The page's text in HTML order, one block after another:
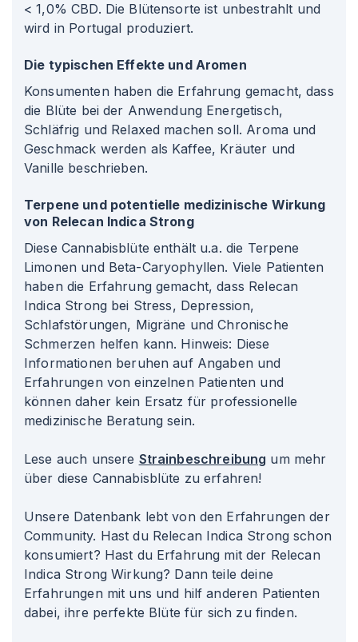
< 1,0% CBD. Die Blütensorte ist unbestrahlt und
wird in Portugal produziert.
Die typischen Effekte und Aromen
Konsumenten haben die Erfahrung gemacht, dass
die Blüte bei der Anwendung Energetisch,
Schläfrig und Relaxed machen soll. Aroma und
Geschmack werden als Kaffee, Kräuter und
Vanille beschrieben.
Terpene und potentielle medizinische Wirkung
von Relecan Indica Strong
Diese Cannabisblüte enthält u.a. die Terpene
Limonen und Beta-Caryophyllen. Viele Patienten
haben die Erfahrung gemacht, dass Relecan
Indica Strong bei Stress, Depression,
Schlafstörungen, Migräne und Chronische
Schmerzen helfen kann. Hinweis: Diese
Informationen beruhen auf Angaben und
Erfahrungen von einzelnen Patienten und
können daher kein Ersatz für professionelle
medizinische Beratung sein.
Lese auch unsere Strainbeschreibung um mehr
über diese Cannabisblüte zu erfahren!
Unsere Datenbank lebt von den Erfahrungen der
Community. Hast du Relecan Indica Strong schon
konsumiert? Hast du Erfahrung mit der Relecan
Indica Strong Wirkung? Dann teile deine
Erfahrungen mit uns und hilf anderen Patienten
dabei, ihre perfekte Blüte für sich zu finden.